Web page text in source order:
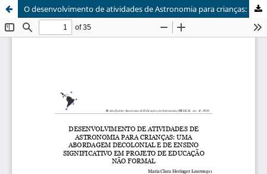
O desenvolvimento de atividades de Astronomia para crianças: uma abordagem decolonial e de ensino significativo em projeto de Educação não formal